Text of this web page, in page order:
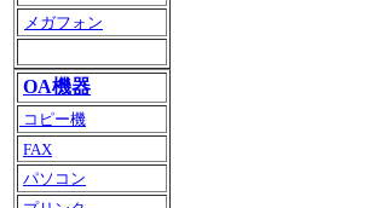
メガフォン
OA機器
コピー機
FAX
パソコン